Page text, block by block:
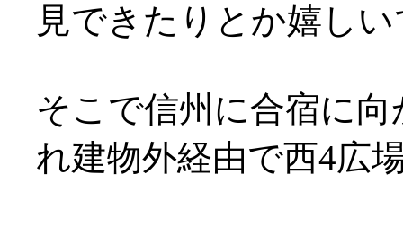
見できたりとか嬉し
そこで信州に合宿に
れ建物外経由で西4広